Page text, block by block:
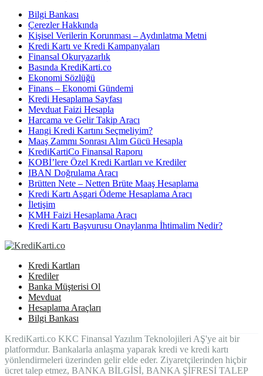
Bilgi Bankası
Çerezler Hakkında
Kişisel Verilerin Korunması – Aydınlatma Metni
Kredi Kartı ve Kredi Kampanyaları
Finansal Okuryazarlık
Basında KrediKarti.co
Ekonomi Sözlüğü
Finans – Ekonomi Gündemi
Kredi Hesaplama Sayfası
Mevduat Faizi Hesapla
Harcama ve Gelir Takip Aracı
Hangi Kredi Kartını Seçmeliyim?
Maaş Zammı Sonrası Alım Gücü Hesapla
KrediKartiCo Finansal Raporu
KOBİ’lere Özel Kredi Kartları ve Krediler
IBAN Doğrulama Aracı
Brütten Nete – Netten Brüte Maaş Hesaplama
Kredi Kartı Asgari Ödeme Hesaplama Aracı
İletişim
KMH Faizi Hesaplama Aracı
Kredi Kartı Başvurusu Onaylanma İhtimalim Nedir?
Kredi Kartları
Krediler
Banka Müşterisi Ol
Mevduat
Hesaplama Araçları
Bilgi Bankası
KrediKarti.co KKC Finansal Yazılım Teknolojileri AŞ'ye ait bir
platformdur. Bankalarla anlaşma yaparak kredi ve kredi kartı
yönlendirmeleri üzerinden gelir elde eder. Ziyaretçilerinden hiçbir
ücret talep etmez, BANKA BİLGİSİ, BANKA ŞİFRESİ TALEP